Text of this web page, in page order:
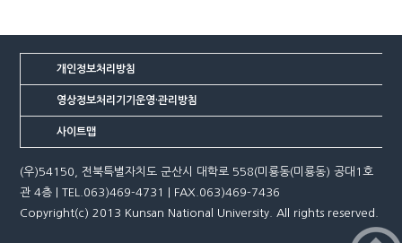
개인정보처리방침
영상정보처리기기운영·관리방침
사이트맵
(우)54150, 전북특별자치도 군산시 대학로 558(미룡동(미룡동) 공대1호
관 4층 | TEL.063)469-4731 | FAX.063)469-7436
Copyright(c) 2013 Kunsan National University. All rights reserved.